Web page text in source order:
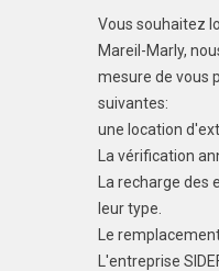
Vous souhaitez
Mareil-Marly,
mesure de vous
suivantes:
une location
La vérification
La recharge
leur type.
Le
L'entreprise